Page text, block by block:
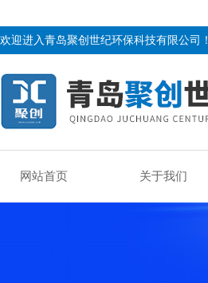
欢迎进入青岛聚创世纪环保科技有限公司！
网站首页 关于我们